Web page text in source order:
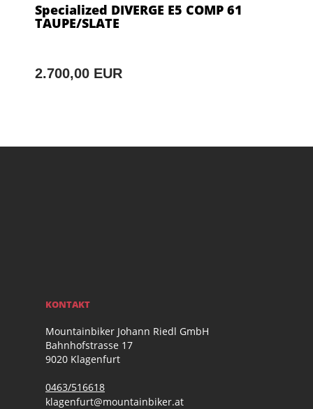
Specialized DIVERGE E5 COMP 61
TAUPE/SLATE
2.700,00 EUR
KONTAKT
Mountainbiker Johann Riedl GmbH
Bahnhofstrasse 17
9020 Klagenfurt
0463/516618
klagenfurt@mountainbiker.at